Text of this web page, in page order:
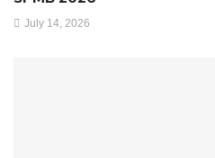
July 14, 2026